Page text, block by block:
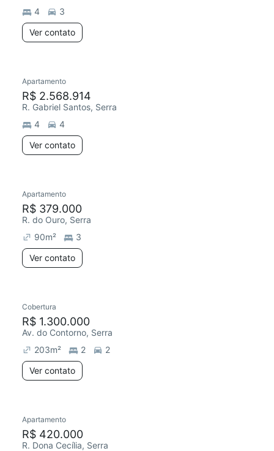
4
3
Ver contato
Apartamento
R$ 2.568.914
R. Gabriel Santos, Serra
4
4
Ver contato
Apartamento
R$ 379.000
R. do Ouro, Serra
90m²
3
Ver contato
Cobertura
R$ 1.300.000
Av. do Contorno, Serra
203m² 2
2
Ver contato
Apartamento
R$ 420.000
R. Dona Cecília, Serra